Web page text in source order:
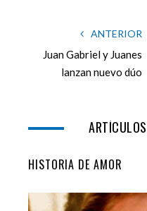
ANTERIOR
Juan Gabriel y Juanes
lanzan nuevo dúo
HISTORIA DE AMOR